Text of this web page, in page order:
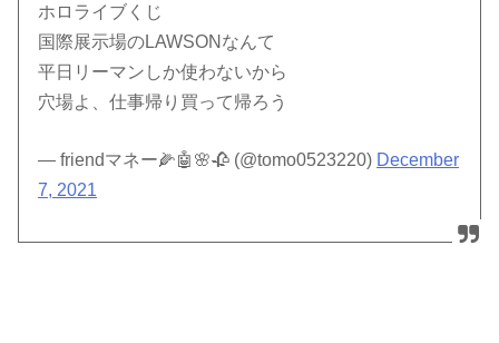
ホロライブくじ
国際展示場のLAWSONなんて
平日リーマンしか使わないから
穴場よ、仕事帰り買って帰ろう
— friendマネー🌽🤖🌸🥀 (@tomo0523220) December
7, 2021